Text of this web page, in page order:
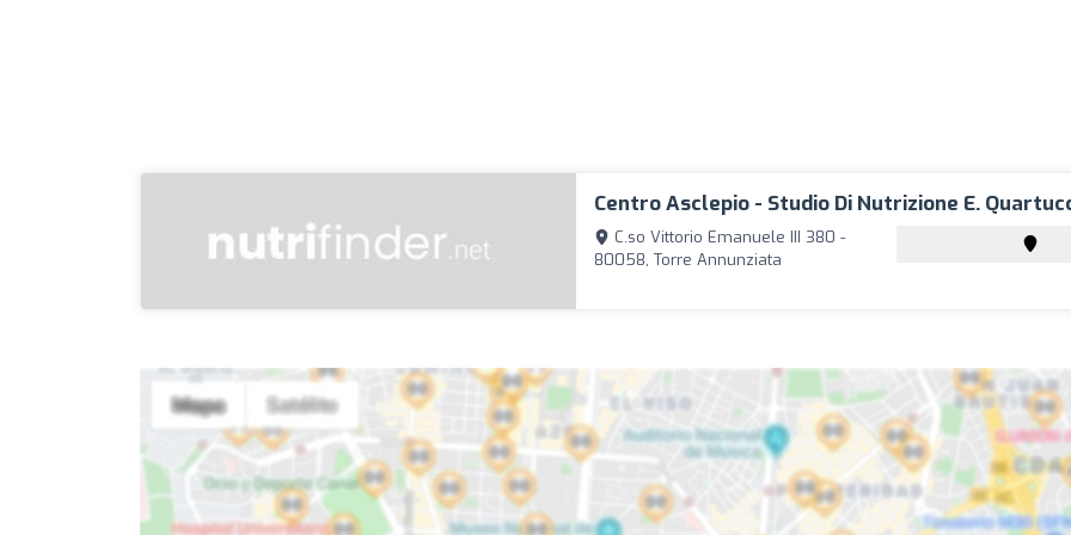
Centro Asclepio - Studio Di Nutrizione E.
C.so Vittorio Emanuele III 380 -
80058, Torre Annunziata